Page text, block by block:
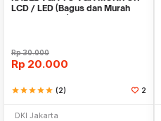
LCD / LED (Bagus dan Murah
Rp30.000
Rp 20.000
starstarstarstarstar (2) 2
DKI Jakarta